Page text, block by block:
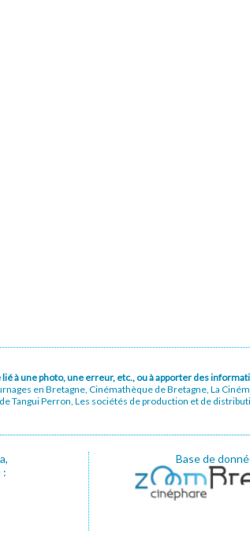
à une photo, une erreur, etc., ou à apporter des
en Bretagne, Cinémathèque de Bretagne, La
Tangui Perron, Les sociétés de production et de
:
Base de